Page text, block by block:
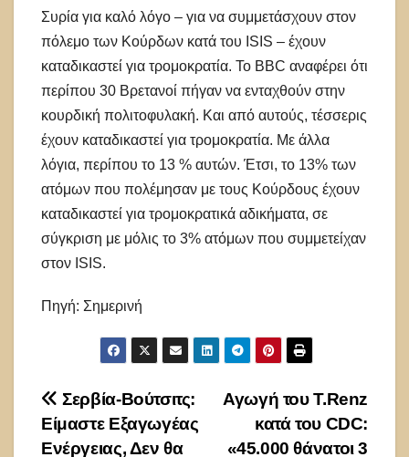
Συρία για καλό λόγο – για να συμμετάσχουν στον
πόλεμο των Κούρδων κατά του ISIS – έχουν
καταδικαστεί για τρομοκρατία. Το BBC αναφέρει ότι
περίπου 30 Βρετανοί πήγαν να ενταχθούν στην
κουρδική πολιτοφυλακή. Και από αυτούς, τέσσερις
έχουν καταδικαστεί για τρομοκρατία. Με άλλα
λόγια, περίπου το 13 % αυτών. Έτσι, το 13% των
ατόμων που πολέμησαν με τους Κούρδους έχουν
καταδικαστεί για τρομοκρατικά αδικήματα, σε
σύγκριση με μόλις το 3% ατόμων που συμμετείχαν
στον ISIS.
Πηγή: Σημερινή
Πλοήγηση
άρθρων
Αγωγή του T.Renz
κατά του CDC:
«45.000 θάνατοι 3
Σερβία-Βούτσιτς:
Είμαστε Εξαγωγέας
Ενέργειας, Δεν θα